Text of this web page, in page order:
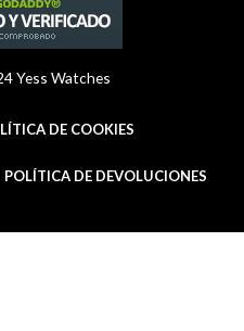
Yess Watches
DE COOKIES
POLÍTICA DE DEVOLUCIONES